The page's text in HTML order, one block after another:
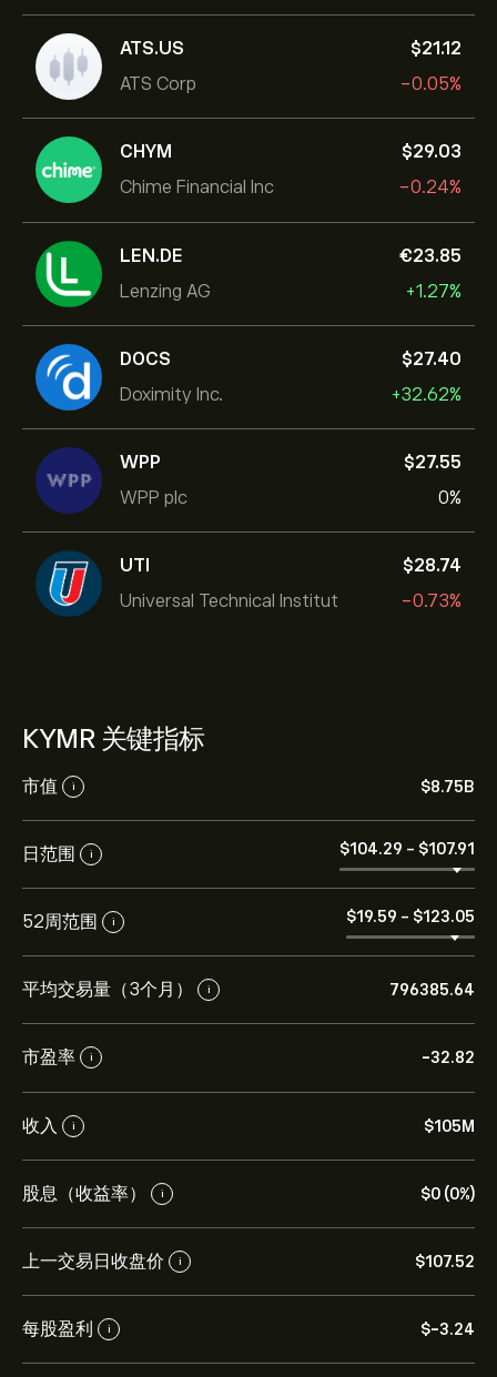
ATS.US
ATS Corp
‎$‎21.12
-0.05%
CHYM
Chime Financial Inc
‎$‎29.03
-0.24%
LEN.DE
Lenzing AG
‎€‎23.85
+1.27%
DOCS
Doximity Inc.
‎$‎27.40
+32.62%
WPP
WPP plc
‎$‎27.55
0%
UTI
Universal Technical Institut
‎$‎28.74
-0.73%
KYMR 关键指标
市值 i ‎$‎8.75B
日范围 i ‎$‎104.29 - ‎$‎107.91
52周范围 i ‎$‎19.59 - ‎$‎123.05
平均交易量（3个月） i 796385.64
市盈率 i -32.82
收入 i ‎$‎105M
股息（收益率） i ‎$‎0 (0%)
上一交易日收盘价 i ‎$‎107.52
每股盈利 i ‎$‎-3.24